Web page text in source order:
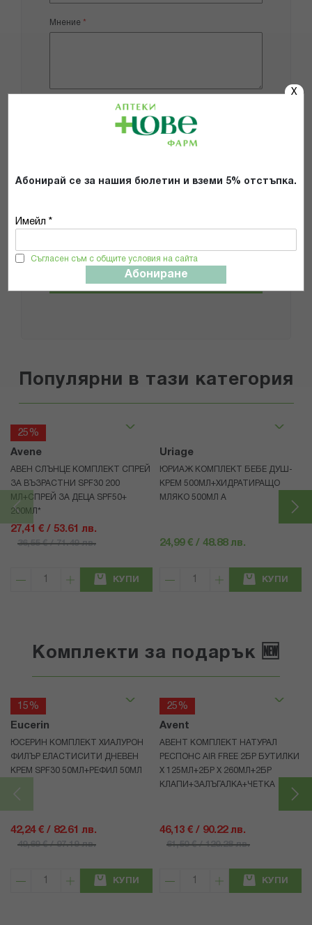
X
Абонирай се за нашия бюлетин и вземи 5% отстъпка.
Имейл *
Съгласен съм с общите условия на сайта
Абониране
Мнение
Добави снимки
Общите условия и политиката за
поверителност *
ИЗПРАТИ
Популярни в тази категория
25%
Avene
АВЕН СЛЪНЦЕ КОМПЛЕКТ СПРЕЙ
ЗА ВЪЗРАСТНИ SPF30 200
МЛ+СПРЕЙ ЗА ДЕЦА SPF50+
200МЛ*
27,41 € / 53.61 лв.
36,55 € / 71.49 лв.
КУПИ
Uriage
ЮРИАЖ КОМПЛЕКТ БЕБЕ ДУШ-
КРЕМ 500МЛ+ХИДРАТИРАЩО
МЛЯКО 500МЛ A
24,99 € / 48.88 лв.
КУПИ
Комплекти за подарък 🆕
15%
Eucerin
ЮСЕРИН КОМПЛЕКТ ХИАЛУРОН
ФИЛЪР ЕЛАСТИСИТИ ДНЕВЕН
КРЕМ SPF30 50МЛ+РЕФИЛ 50МЛ
42,24 € / 82.61 лв.
49,69 € / 97.19 лв.
КУПИ
25%
Avent
АВЕНТ КОМПЛЕКТ НАТУРАЛ
РЕСПОНС AIR FREE 2БР БУТИЛКИ
Х 125МЛ+2БР Х 260МЛ+2БР
КЛАПИ+ЗАЛЪГАЛКА+ЧЕТКА
46,13 € / 90.22 лв.
61,50 € / 120.28 лв.
КУПИ